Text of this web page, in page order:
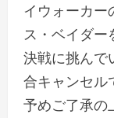
イウォーカー
ス・ベイダー
決戦に挑ん
合キャンセル
予めご了承